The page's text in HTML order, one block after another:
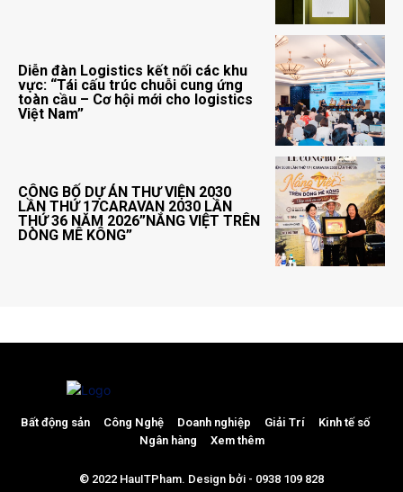
Diễn đàn Logistics kết nối các khu
vực: “Tái cấu trúc chuỗi cung ứng
toàn cầu – Cơ hội mới cho logistics
Việt Nam”
CÔNG BỐ DỰ ÁN THƯ VIỆN 2030
LẦN THỨ 17CARAVAN 2030 LẦN
THỨ 36 NĂM 2026”NẮNG VIỆT TRÊN
DÒNG MÊ KÔNG”
Bất động sản Công Nghệ Doanh nghiệp Giải Trí
Kinh tế số
Ngân hàng
Xem thêm
© 2022 HauITPham. Design bởi - 0938 109 828